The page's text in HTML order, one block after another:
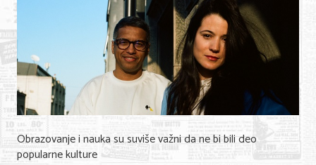
O NAMA
Obrazovanje i nauka su suviše važni da ne bi bili deo
popularne kulture